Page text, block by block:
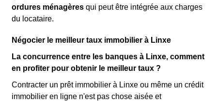
ordures ménagères qui peut être intégrée aux charges
du locataire.
Négocier le meilleur taux immobilier à Linxe
La concurrence entre les banques à Linxe, comment
en profiter pour obtenir le meilleur taux ?
Contracter un prêt immobilier à Linxe ou même un crédit
immobilier en ligne n'est pas chose aisée et